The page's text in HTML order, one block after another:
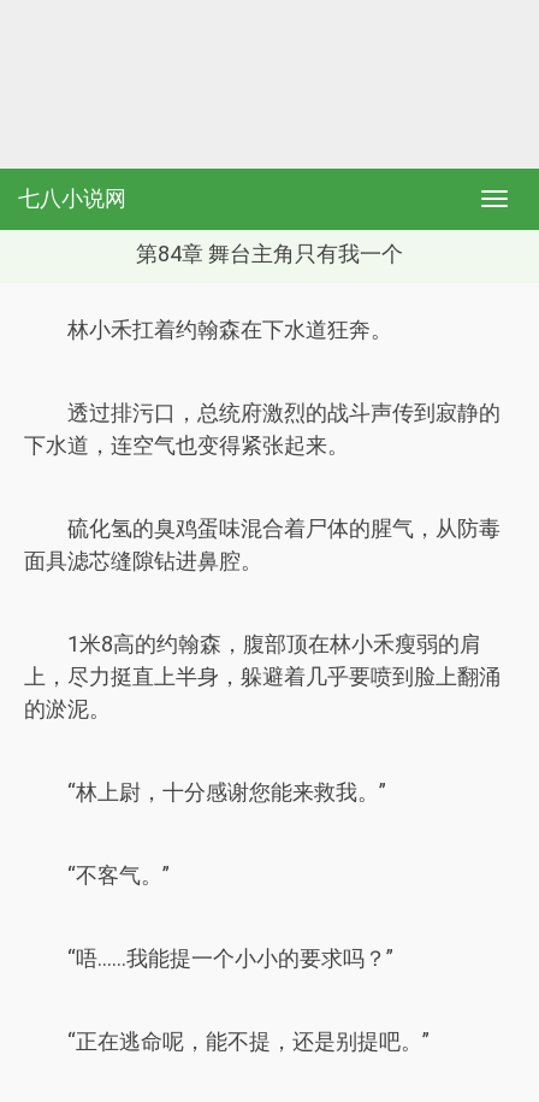
七八小说网
第84章 舞台主角只有我一个
林小禾扛着约翰森在下水道狂奔。
透过排污口，总统府激烈的战斗声传到寂静的
下水道，连空气也变得紧张起来。
硫化氢的臭鸡蛋味混合着尸体的腥气，从防毒
面具滤芯缝隙钻进鼻腔。
1米8高的约翰森，腹部顶在林小禾瘦弱的肩
上，尽力挺直上半身，躲避着几乎要喷到脸上翻涌
的淤泥。
“林上尉，十分感谢您能来救我。”
“不客气。”
“唔……我能提一个小小的要求吗？”
“正在逃命呢，能不提，还是别提吧。”